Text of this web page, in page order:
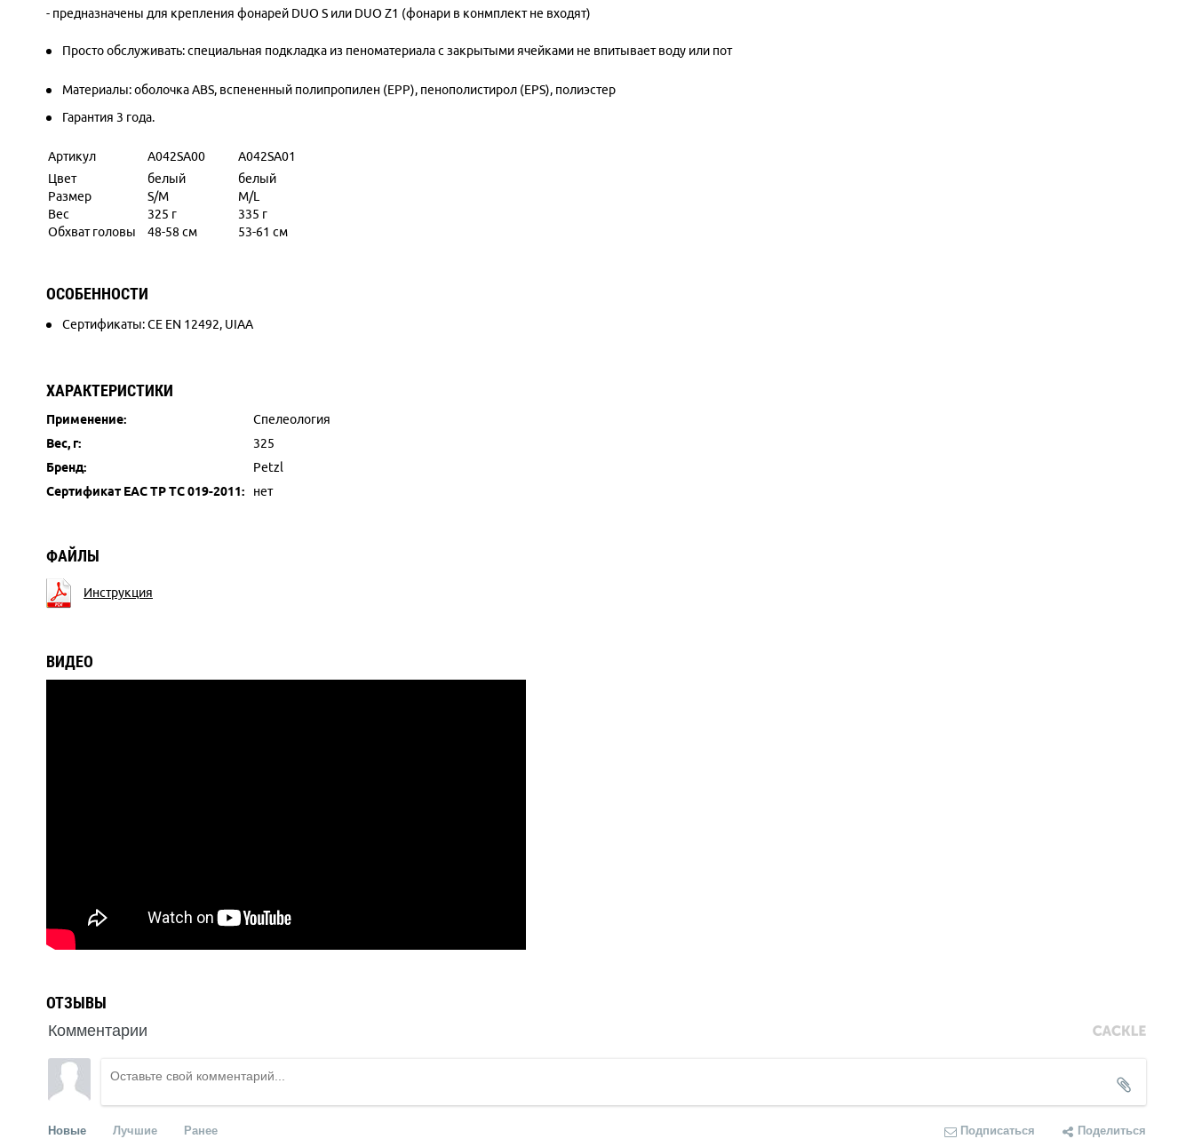
- предназначены для крепления фонарей DUO S или DUO Z1 (фонари в конмплект не входят)
Просто обслуживать: специальная подкладка из пеноматериала с закрытыми ячейками не впитывает воду или пот
Материалы: оболочка ABS, вспененный полипропилен (EPP), пенополистирол (EPS), полиэстер
Гарантия 3 года.
Артикул A042SA00
A042SA01
Цвет
белый
белый
Размер
S/M
M/L
Вес
325 г
335 г
Обхват головы
48-58 см 53-61 см
ОСОБЕННОСТИ
Сертификаты: CE EN 12492, UIAA
ХАРАКТЕРИСТИКИ
Применение:
Спелеология
Вес, г:
325
Бренд:
Petzl
Сертификат ЕАС ТР ТС 019-2011:
нет
ФАЙЛЫ
Инструкция
ВИДЕО
ОТЗЫВЫ
Комментарии
Новые Лучшие Ранее Подписаться Поделиться